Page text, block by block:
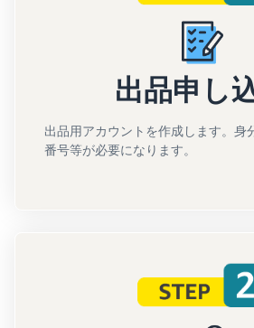
出品申し
出品用アカウントを作成します。身
番号等が必要になります。